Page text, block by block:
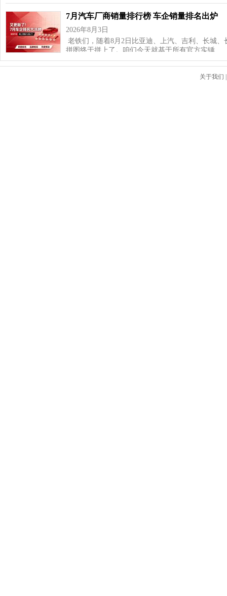
7月汽车厂商销量排行榜 车企销量排名出炉
2026年8月3日
老铁们，随着8月2日比亚迪、上汽、吉利、长城
拼图终于拼上了。咱们今天就基于所有官方实锤…
关于我们